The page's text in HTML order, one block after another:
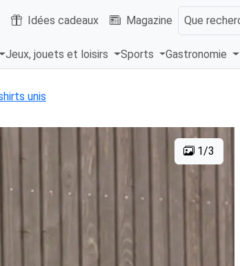
Idées cadeaux Magazine Que
Jeux, jouets et loisirs Sports Gastronomie
unis
1/3